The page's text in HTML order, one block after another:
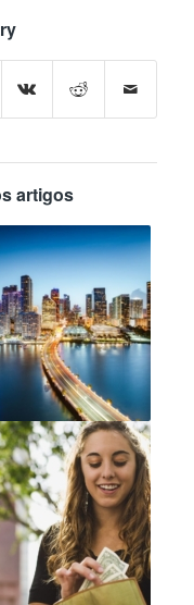
artigos